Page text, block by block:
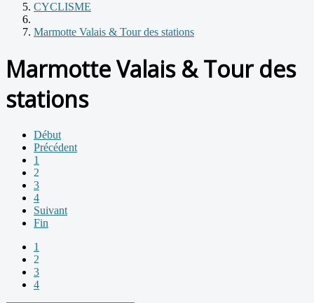
CYCLISME
Marmotte Valais & Tour des stations
Marmotte Valais & Tour des
stations
Début
Précédent
1
2
3
4
Suivant
Fin
1
2
3
4